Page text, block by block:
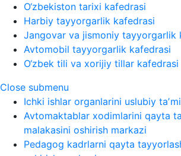
O‘zbekiston tarixi kafedrasi
Harbiy tayyorgarlik kafedrasi
Jangovar va jismoniy tayyorgarlik
Avtomobil tayyorgarlik kafedrasi
O‘zbek tili va xorijiy tillar kafedrasi
Close submenu
Ichki ishlar organlarini uslubiy
Avtomaktablar xodimlarini qayta
malakasini oshirish markazi
Pedagog kadrlarni qayta